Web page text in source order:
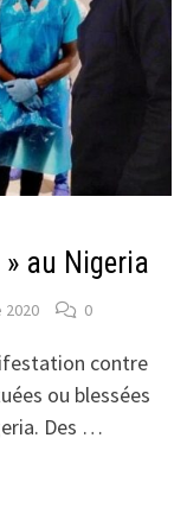
au Nigeria
0
contre
ou blessées
Des …